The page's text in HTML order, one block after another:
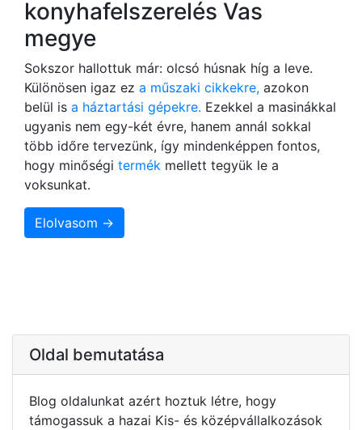
konyhafelszerelés Vas
megye
Sokszor hallottuk már: olcsó húsnak híg a leve.
Különösen igaz ez a műszaki cikkekre, azokon
belül is a háztartási gépekre. Ezekkel a masinákkal
ugyanis nem egy-két évre, hanem annál sokkal
több időre tervezünk, így mindenképpen fontos,
hogy minőségi termék mellett tegyük le a
voksunkat.
Elolvasom →
Oldal bemutatása
Blog oldalunkat azért hoztuk létre, hogy
támogassuk a hazai Kis- és középvállalkozások